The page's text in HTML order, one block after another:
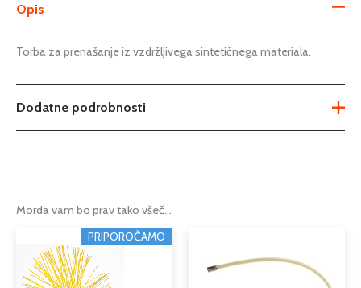
Opis
Torba za prenašanje iz vzdržljivega sintetičnega materiala.
Dodatne podrobnosti
Podkategorija2
Morda vam bo prav tako všeč…
PRIPOROČAMO